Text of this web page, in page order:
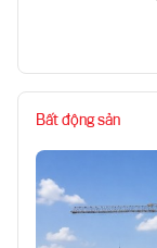
Bất động sản